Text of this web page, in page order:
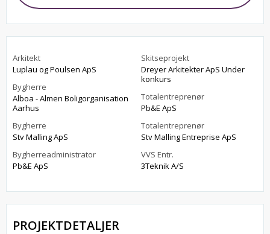
Arkitekt
Luplau og Poulsen ApS
Bygherre
Alboa - Almen Boligorganisation
Aarhus
Bygherre
Stv Malling ApS
Bygherreadministrator
Pb&E ApS
Skitseprojekt
Dreyer Arkitekter ApS Under
konkurs
Totalentreprenør
Pb&E ApS
Totalentreprenør
Stv Malling Entreprise ApS
VVS Entr.
3Teknik A/S
PROJEKTDETALJER